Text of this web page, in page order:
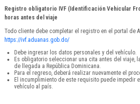
Registro obligatorio IVF (Identificación Vehicular
horas antes del viaje
Todo cliente debe completar el registro en el portal de
https://ivf.aduanas.gob.do/
Debe ingresar los datos personales y del vehículo.
Es obligatorio seleccionar una cita antes del viaje,
de llegada a República Dominicana.
Para el regreso, deberá realizar nuevamente el
El incumplimiento de este requisito puede impedir
vehículo al país.